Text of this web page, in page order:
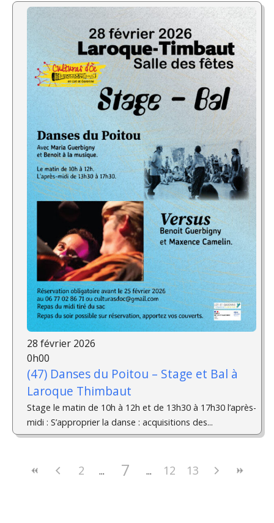
28 février 2026
0h00
(47) Danses du Poitou – Stage et Bal à
Laroque Thimbaut
Stage le matin de 10h à 12h et de 13h30 à 17h30 l’après-
midi : S’approprier la danse : acquisitions des...
2 7 12 13